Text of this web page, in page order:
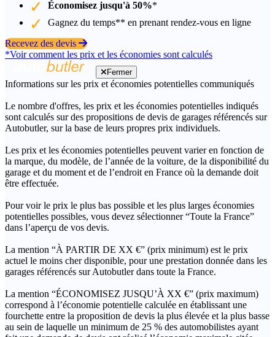
Économisez jusqu'à 50%*
Gagnez du temps** en prenant rendez-vous en ligne
Recevez des devis
*Voir comment les prix et les économies sont calculés
Fermer
Informations sur les prix et économies potentielles communiqués
Le nombre d'offres, les prix et les économies potentielles indiqués
sont calculés sur des propositions de devis de garages référencés sur
Autobutler, sur la base de leurs propres prix individuels.
Les prix et les économies potentielles peuvent varier en fonction de
la marque, du modèle, de l’année de la voiture, de la disponibilité du
garage et du moment et de l’endroit en France où la demande doit
être effectuée.
Pour voir le prix le plus bas possible et les plus larges économies
potentielles possibles, vous devez sélectionner “Toute la France”
dans l’aperçu de vos devis.
La mention “À PARTIR DE XX €” (prix minimum) est le prix
actuel le moins cher disponible, pour une prestation donnée dans les
garages référencés sur Autobutler dans toute la France.
La mention “ÉCONOMISEZ JUSQU’À XX €” (prix maximum)
correspond à l’économie potentielle calculée en établissant une
fourchette entre la proposition de devis la plus élevée et la plus basse
au sein de laquelle un minimum de 25 % des automobilistes ayant